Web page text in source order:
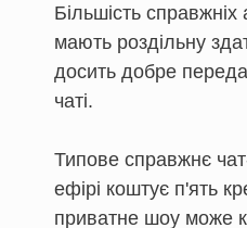
Більшість
мають роздільну
досить добре
чаті.
Типове справжнє
ефірі коштує п'ять
приватне шоу може